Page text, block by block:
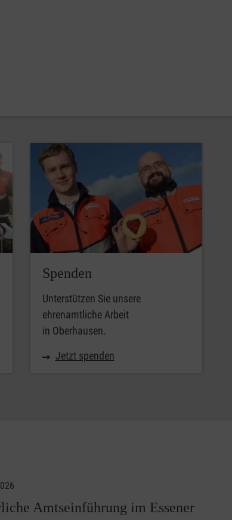
Spenden
Unterstützen Sie unsere
ehrenamtliche Arbeit
in Oberhausen.
Jetzt spenden
Amtseinführung im Essener